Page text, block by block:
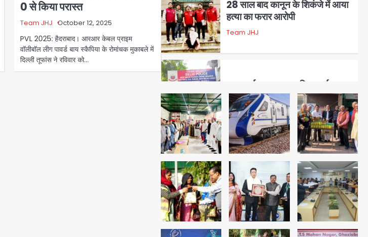
0 से किया परास्त
Team JHJ October 12, 2025
PVL 2025: हैदराबाद। आरआर केबल प्राइम
वॉलीबॉल लीग पावर्ड बाय स्कैपिया के रोमांचक मुकाबले में
दिल्ली तूफांस ने रविवार को…
3
28 साल बाद कानून के शिकंजे में आया
हत्या का फरार आरोपी
Team JHJ
4
डबल मर्डर का मुख्य साजिशकर्ता
क्राइम ब्रांच के हत्थे
Team JHJ
5
रोहित चौधरी गैंग का कुख्यात बदमाश
राजस्थान से गिरफ्तार
Team JHJ